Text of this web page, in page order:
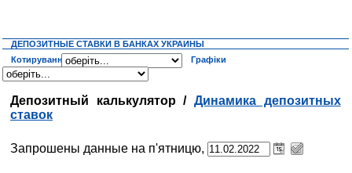
ДЕПОЗИТНЫЕ СТАВКИ В БАНКАХ УКРАИНЫ
Котирування
Графіки
Депозитный калькулятор / Динамика депозитных
ставок
Запрошены данные на п'ятницю,